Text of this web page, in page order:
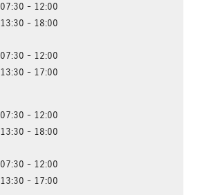
07:30 - 12:00
13:30 - 18:00
07:30 - 12:00
13:30 - 17:00
07:30 - 12:00
13:30 - 18:00
07:30 - 12:00
13:30 - 17:00